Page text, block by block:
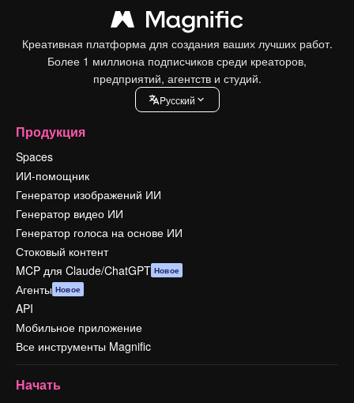
Креативная платформа для создания ваших лучших работ.
Более 1 миллиона подписчиков среди креаторов,
предприятий, агентств и студий.
Pусский
Продукция
Spaces
ИИ-помощник
Генератор изображений ИИ
Генератор видео ИИ
Генератор голоса на основе ИИ
Стоковый контент
MCP для Claude/ChatGPT Новое
Агенты Новое
API
Мобильное приложение
Все инструменты Magnific
Начать